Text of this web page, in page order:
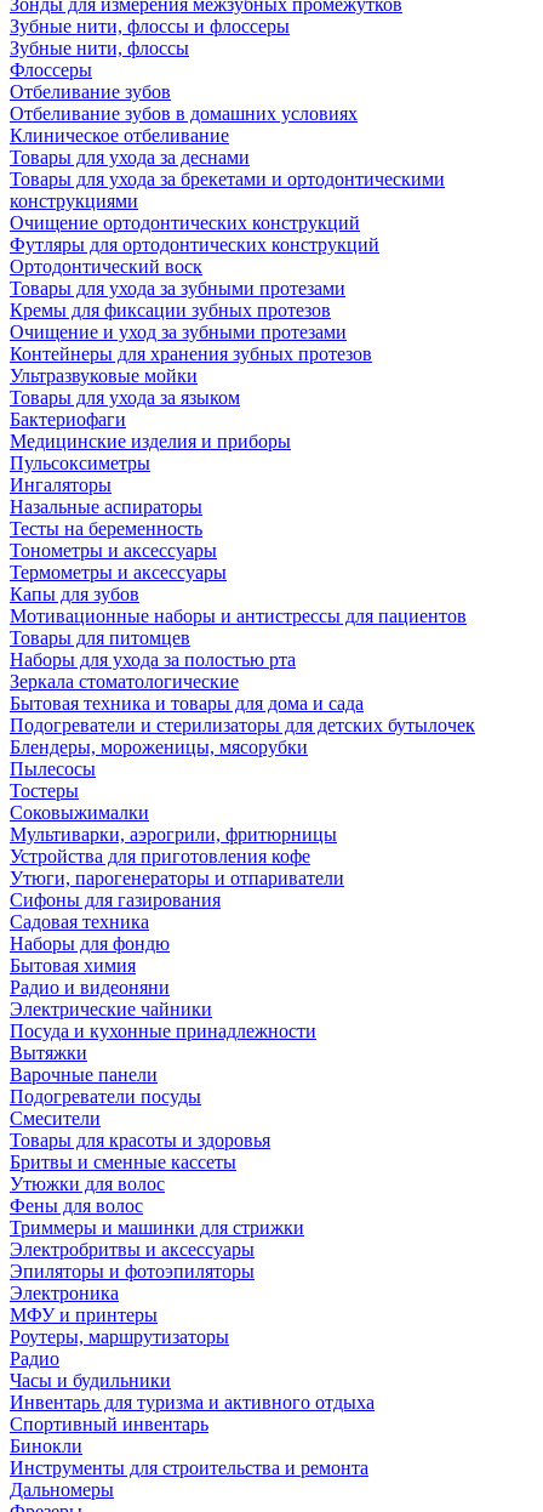
Зонды для измерения межзубных промежутков
Зубные нити, флоссы и флоссеры
Зубные нити, флоссы
Флоссеры
Отбеливание зубов
Отбеливание зубов в домашних условиях
Клиническое отбеливание
Товары для ухода за деснами
Товары для ухода за брекетами и ортодонтическими
конструкциями
Очищение ортодонтических конструкций
Футляры для ортодонтических конструкций
Ортодонтический воск
Товары для ухода за зубными протезами
Кремы для фиксации зубных протезов
Очищение и уход за зубными протезами
Контейнеры для хранения зубных протезов
Ультразвуковые мойки
Товары для ухода за языком
Бактериофаги
Медицинские изделия и приборы
Пульсоксиметры
Ингаляторы
Назальные аспираторы
Тесты на беременность
Тонометры и аксессуары
Термометры и аксессуары
Капы для зубов
Мотивационные наборы и антистрессы для пациентов
Товары для питомцев
Наборы для ухода за полостью рта
Зеркала стоматологические
Бытовая техника и товары для дома и сада
Подогреватели и стерилизаторы для детских бутылочек
Блендеры, мороженицы, мясорубки
Пылесосы
Тостеры
Соковыжималки
Мультиварки, аэрогрили, фритюрницы
Устройства для приготовления кофе
Утюги, парогенераторы и отпариватели
Сифоны для газирования
Садовая техника
Наборы для фондю
Бытовая химия
Радио и видеоняни
Электрические чайники
Посуда и кухонные принадлежности
Вытяжки
Варочные панели
Подогреватели посуды
Смесители
Товары для красоты и здоровья
Бритвы и сменные кассеты
Утюжки для волос
Фены для волос
Триммеры и машинки для стрижки
Электробритвы и аксессуары
Эпиляторы и фотоэпиляторы
Электроника
МФУ и принтеры
Роутеры, маршрутизаторы
Радио
Часы и будильники
Инвентарь для туризма и активного отдыха
Спортивный инвентарь
Бинокли
Инструменты для строительства и ремонта
Дальномеры